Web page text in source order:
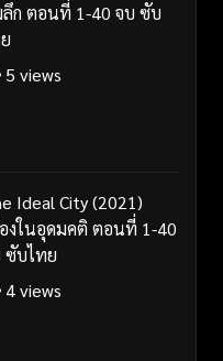
ก ตอนที่ 1-40 จบ ซับ
5 views
Ideal City (2021)
งในอุดมคติ ตอนที่ 1-40
ซับไทย
4 views